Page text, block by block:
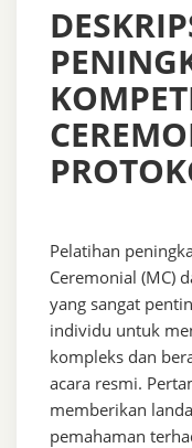
Pelatihan
Ceremonial (MC)
yang sangat
individu untuk
kompleks dan
acara resmi.
memberikan
pemahaman